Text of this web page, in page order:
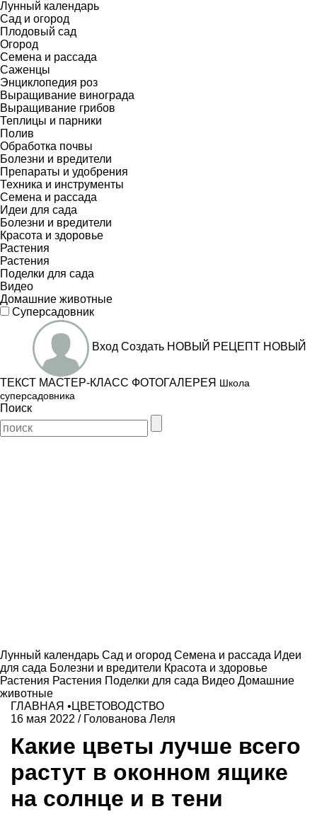
Лунный календарь
Сад и огород
Плодовый сад
Огород
Семена и рассада
Саженцы
Энциклопедия роз
Выращивание винограда
Выращивание грибов
Теплицы и парники
Полив
Обработка почвы
Болезни и вредители
Препараты и удобрения
Техника и инструменты
Семена и рассада
Идеи для сада
Болезни и вредители
Красота и здоровье
Растения
Растения
Поделки для сада
Видео
Домашние животные
Суперсадовник
Вход Создать НОВЫЙ РЕЦЕПТ НОВЫЙ
ТЕКСТ МАСТЕР-КЛАСС ФОТОГАЛЕРЕЯ Школа
суперсадовника
Поиск
Лунный календарь Сад и огород Семена и рассада Идеи
для сада Болезни и вредители Красота и здоровье
Растения Растения Поделки для сада Видео Домашние
животные
ГЛАВНАЯ • ЦВЕТОВОДСТВО
16 мая 2022 / Голованова Леля
Какие цветы лучше всего
растут в оконном ящике
на солнце и в тени